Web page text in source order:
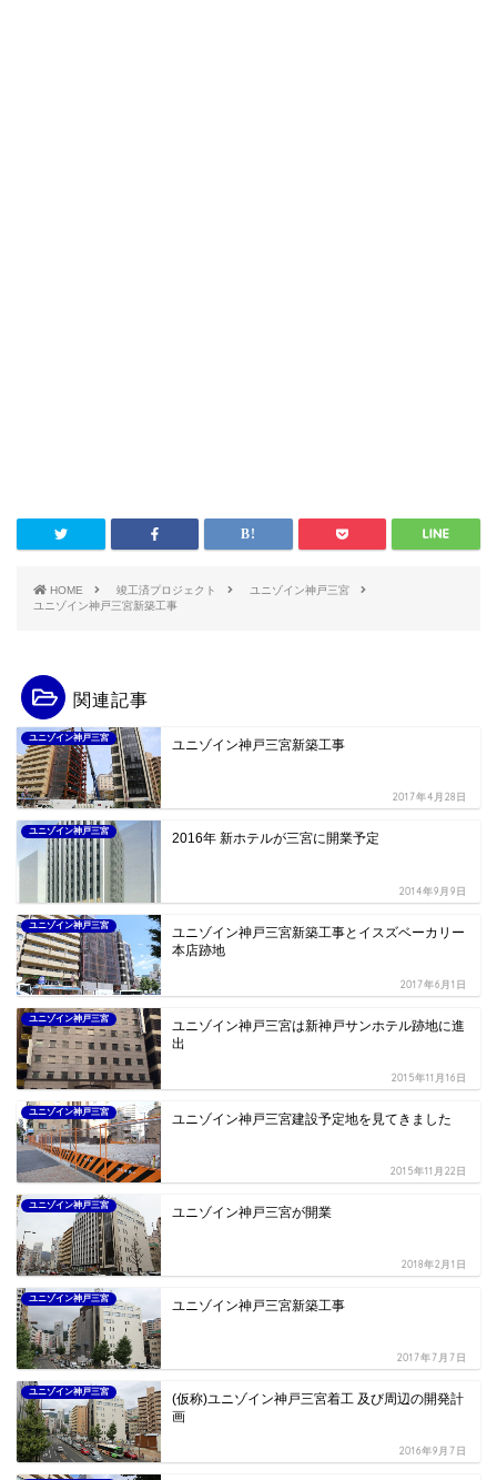
HOME 竣工済プロジェクト
ユニゾイン神戸三宮
ユニゾイン神戸三宮新築工事
関連記事
ユニゾイン神戸三宮 ユニゾイン神戸三宮新築工事
2017年4月28日
ユニゾイン神戸三宮 2016年 新ホテルが三宮に開業予定
2014年9月9日
ユニゾイン神戸三宮
ユニゾイン神戸三宮新築工事とイスズベーカリー
本店跡地
2017年6月1日
ユニゾイン神戸三宮
ユニゾイン神戸三宮は新神戸サンホテル跡地に進
出
2015年11月16日
ユニゾイン神戸三宮 ユニゾイン神戸三宮建設予定地を見てきました
2015年11月22日
ユニゾイン神戸三宮 ユニゾイン神戸三宮が開業
2018年2月1日
ユニゾイン神戸三宮 ユニゾイン神戸三宮新築工事
2017年7月7日
ユニゾイン神戸三宮
(仮称)ユニゾイン神戸三宮着工 及び周辺の開発計
画
2016年9月7日